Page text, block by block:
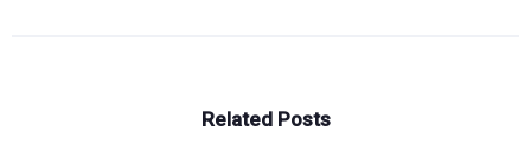
Related Posts